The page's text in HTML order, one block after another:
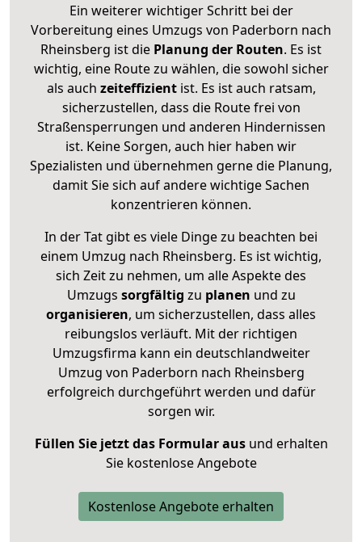
Ein weiterer wichtiger Schritt bei der
Vorbereitung eines Umzugs von Paderborn nach
Rheinsberg ist die Planung der Routen. Es ist
wichtig, eine Route zu wählen, die sowohl sicher
als auch zeiteffizientist. Es ist auch ratsam,
sicherzustellen, dass die Route frei von
Straßensperrungen und anderen Hindernissen
ist. Keine Sorgen, auch hier haben wir
Spezialisten und übernehmen gerne die Planung,
damit Sie sich auf andere wichtige Sachen
konzentrieren können.
In der Tat gibt es viele Dinge zu beachten bei
einem Umzug nach Rheinsberg. Es ist wichtig,
sich Zeit zu nehmen, um alle Aspekte des
Umzugs sorgfältig zu planen und zu
organisieren, um sicherzustellen, dass alles
reibungslos verläuft. Mit der richtigen
Umzugsfirma kann ein deutschlandweiter
Umzug von Paderborn nach Rheinsberg
erfolgreich durchgeführt werden und dafür
sorgen wir.
Füllen Sie jetzt das Formular ausund erhalten
Sie kostenlose Angebote
Kostenlose Angebote erhalten